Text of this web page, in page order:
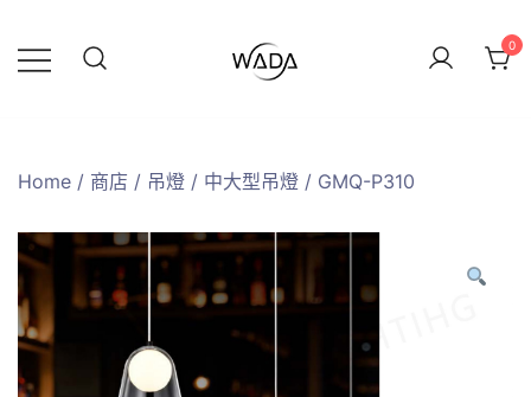
0
Home / 商店 / 吊燈 / 中大型吊燈 / GMQ-P310